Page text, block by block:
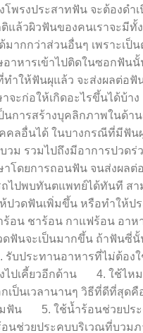
พรงประสาทฟัน จะต้องด
ผิวฟันของคนเราจะมีทั้ง
ากกว่าส่วนอื่นๆ เพราะเป็
อาหารเข้าไปติดในซอกฟั
ให้ฟันผุแล้ว จะส่งผลต่อฟั
ก่อให้เกิดอะไรขึ้นได้บ้าง
การสร้างบุคลิกภาพในด้า
ลอื่นได้ ในบางกรณีที่มีฟัน
ม รวมไปถึงมีอาการปวด
โดยการถอนฟัน จนส่งผลต่
ไปพบทันตแพทย์ได้ทันที สา
ปวดฟันเพิ่มขึ้น หรือทำ
น ชาร้อน กาแฟร้อน อา
ฟันจะเป็นมากขึ้น ถ้าฟันซี่
ระทานอาหารที่ไม่ต้องใ
ไปเคี้ยวอีกด้าน 4. ใช้ไห
ป็นเวลานานๆ วิธีที่ดีที่สุด
มฟัน 5. ใช้น้ำร้อนช่วยปร
นช่วยประคบบริเวณที่บวม